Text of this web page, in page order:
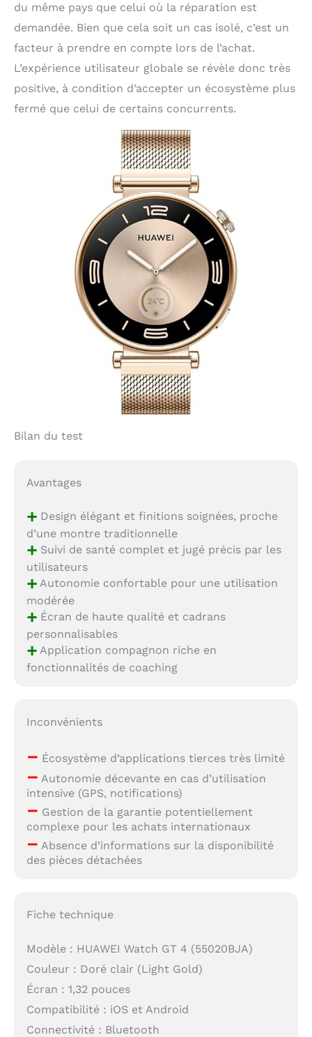
du même pays que celui où la réparation est
demandée. Bien que cela soit un cas isolé, c’est un
facteur à prendre en compte lors de l’achat.
L’expérience utilisateur globale se révèle donc très
positive, à condition d’accepter un écosystème plus
fermé que celui de certains concurrents.
Bilan du test
Avantages
+Design élégant et finitions soignées, proche
d’une montre traditionnelle
+Suivi de santé complet et jugé précis par les
utilisateurs
+Autonomie confortable pour une utilisation
modérée
+Écran de haute qualité et cadrans
personnalisables
+Application compagnon riche en
fonctionnalités de coaching
Inconvénients
– Écosystème d’applications tierces très limité
– Autonomie décevante en cas d’utilisation
intensive (GPS, notifications)
– Gestion de la garantie potentiellement
complexe pour les achats internationaux
– Absence d’informations sur la disponibilité
des pièces détachées
Fiche technique
Modèle : HUAWEI Watch GT 4 (55020BJA)
Couleur : Doré clair (Light Gold)
Écran : 1,32 pouces
Compatibilité : iOS et Android
Connectivité : Bluetooth